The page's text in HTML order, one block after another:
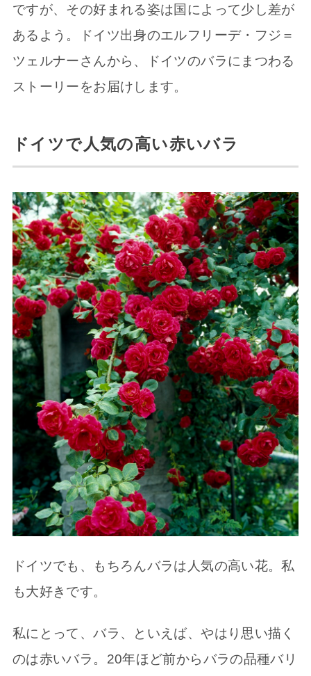
ですが、その好まれる姿は国によって少し差が
あるよう。ドイツ出身のエルフリーデ・フジ＝
ツェルナーさんから、ドイツのバラにまつわる
ストーリーをお届けします。
ドイツで人気の高い赤いバラ
ドイツでも、もちろんバラは人気の高い花。私
も大好きです。
私にとって、バラ、といえば、やはり思い描く
のは赤いバラ。20年ほど前からバラの品種バリ